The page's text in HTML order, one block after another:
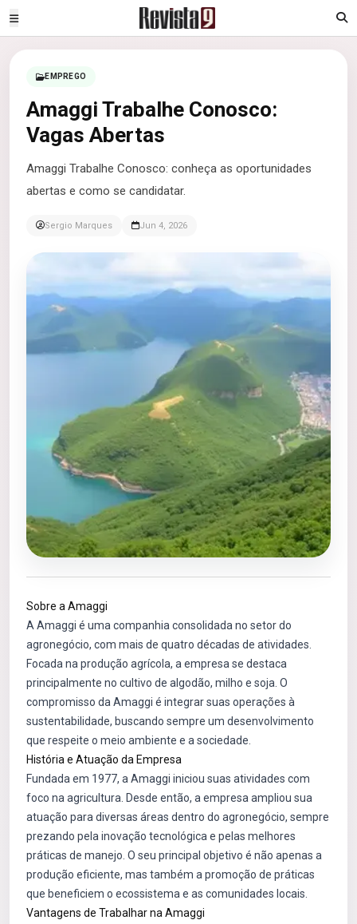
EMPREGO
Amaggi Trabalhe Conosco:
Vagas Abertas
Amaggi Trabalhe Conosco: conheça as oportunidades
abertas e como se candidatar.
Sergio Marques Jun 4, 2026
Sobre a Amaggi
A Amaggi é uma companhia consolidada no setor do
agronegócio, com mais de quatro décadas de atividades.
Focada na produção agrícola, a empresa se destaca
principalmente no cultivo de algodão, milho e soja. O
compromisso da Amaggi é integrar suas operações à
sustentabilidade, buscando sempre um desenvolvimento
que respeite o meio ambiente e a sociedade.
História e Atuação da Empresa
Fundada em 1977, a Amaggi iniciou suas atividades com
foco na agricultura. Desde então, a empresa ampliou sua
atuação para diversas áreas dentro do agronegócio, sempre
prezando pela inovação tecnológica e pelas melhores
práticas de manejo. O seu principal objetivo é não apenas a
produção eficiente, mas também a promoção de práticas
que beneficiem o ecossistema e as comunidades locais.
Vantagens de Trabalhar na Amaggi